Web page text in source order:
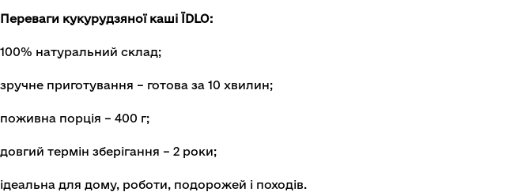
Переваги кукурудзяної каші ЇDLO:
100% натуральний склад;
зручне приготування – готова за 10 хвилин;
поживна порція – 400 г;
довгий термін зберігання – 2 роки;
ідеальна для дому, роботи, подорожей і походів.